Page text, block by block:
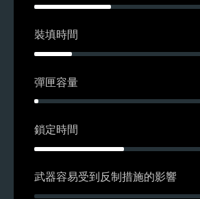
裝填時間
彈匣容量
鎖定時間
武器容易受到反制措施的影響